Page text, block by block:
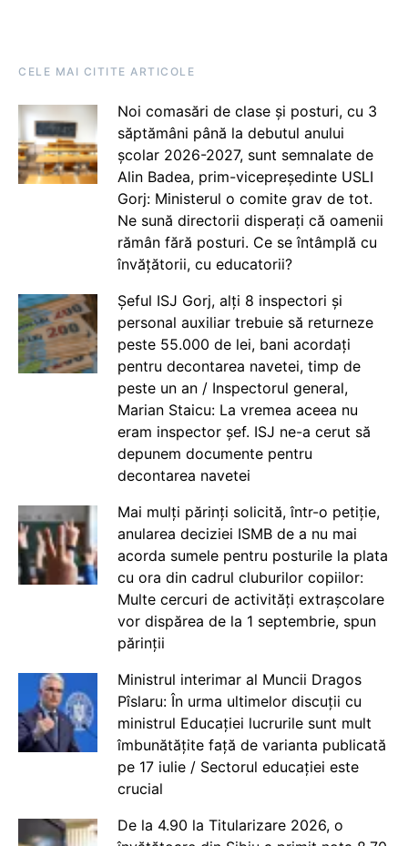
CELE MAI CITITE ARTICOLE
Noi comasări de clase și posturi, cu 3
săptămâni până la debutul anului
școlar 2026-2027, sunt semnalate de
Alin Badea, prim-vicepreședinte USLI
Gorj: Ministerul o comite grav de tot.
Ne sună directorii disperați că oamenii
rămân fără posturi. Ce se întâmplă cu
învățătorii, cu educatorii?
Șeful ISJ Gorj, alți 8 inspectori și
personal auxiliar trebuie să returneze
peste 55.000 de lei, bani acordați
pentru decontarea navetei, timp de
peste un an / Inspectorul general,
Marian Staicu: La vremea aceea nu
eram inspector șef. ISJ ne-a cerut să
depunem documente pentru
decontarea navetei
Mai mulți părinți solicită, într-o petiție,
anularea deciziei ISMB de a nu mai
acorda sumele pentru posturile la plata
cu ora din cadrul cluburilor copiilor:
Multe cercuri de activități extrașcolare
vor dispărea de la 1 septembrie, spun
părinții
Ministrul interimar al Muncii Dragos
Pîslaru: În urma ultimelor discuții cu
ministrul Educației lucrurile sunt mult
îmbunătățite față de varianta publicată
pe 17 iulie / Sectorul educației este
crucial
De la 4.90 la Titularizare 2026, o